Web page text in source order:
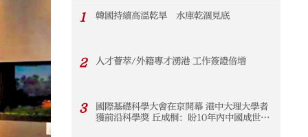
1 韓國持續高溫乾旱 水庫乾涸見底
2 人才薈萃/外籍專才湧港 工作簽證倍增
3
國際基礎科學大會在京開幕 港中大理大學者
獲前沿科學獎 丘成桐：盼10年內中國成世界